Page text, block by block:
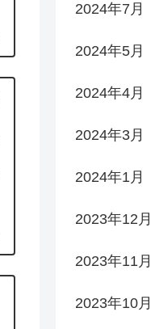
2024年7月
2024年5月
2024年4月
2024年3月
2024年1月
2023年12月
2023年11月
2023年10月